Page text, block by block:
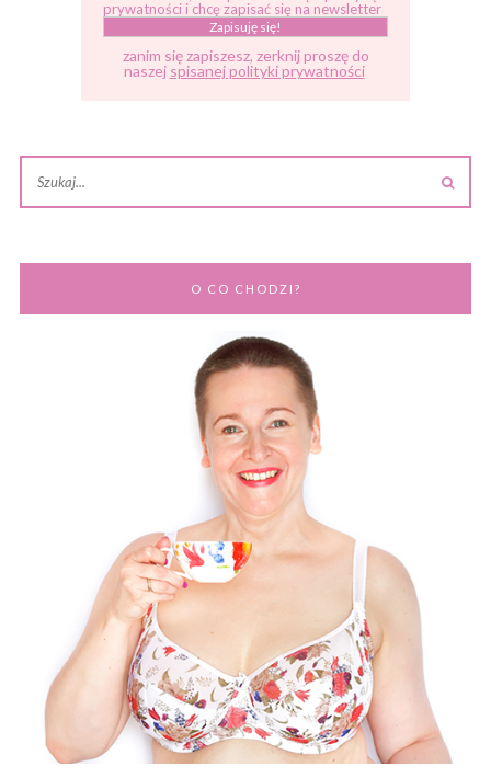
prywatności i chcę zapisać się na newsletter
zanim się zapiszesz, zerknij proszę do
naszej spisanej polityki prywatności
O CO CHODZI?